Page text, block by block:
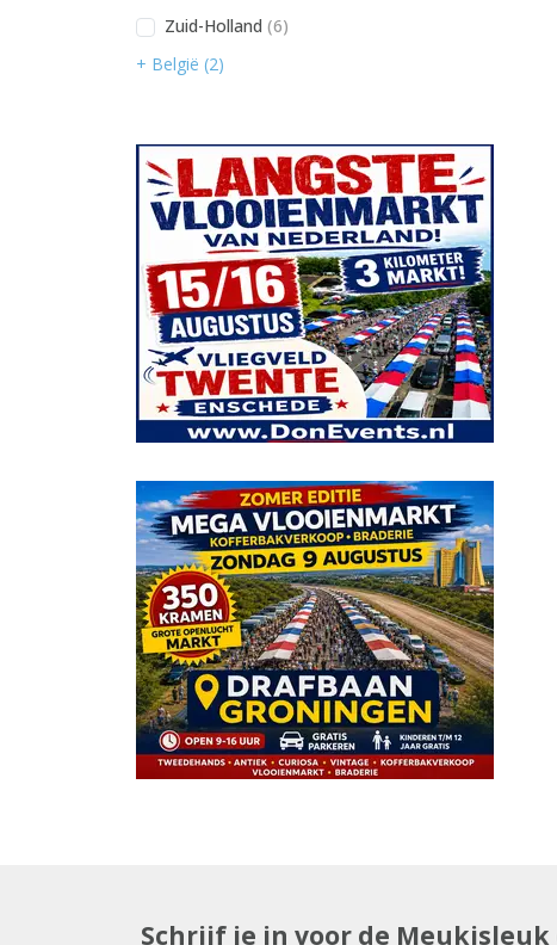
Zuid-Holland (6)
+ België (2)
Schrijf je in voor de